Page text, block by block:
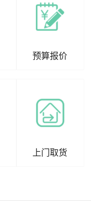
预算报价
上门取货